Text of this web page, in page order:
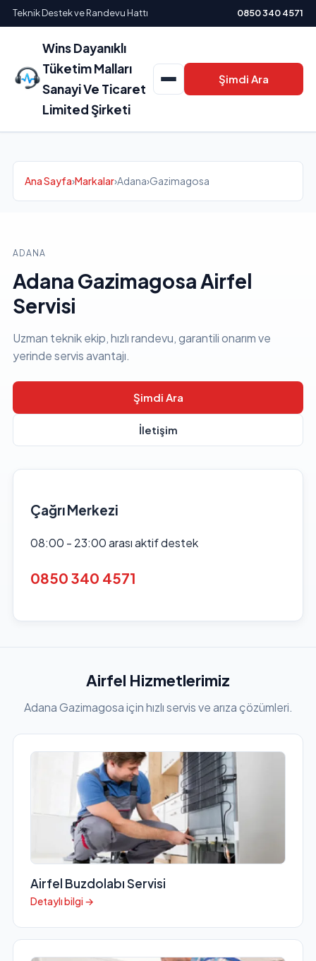
Teknik Destek ve Randevu Hattı 0850 340 4571
Wins Dayanıklı
Tüketim Malları
Sanayi Ve Ticaret
Limited Şirketi
Şimdi Ara
Ana Sayfa›Markalar›Adana›Gazimagosa
ADANA
Adana Gazimagosa Airfel
Servisi
Uzman teknik ekip, hızlı randevu, garantili onarım ve
yerinde servis avantajı.
Şimdi Ara
İletişim
Çağrı Merkezi
08:00 - 23:00 arası aktif destek
0850 340 4571
Airfel Hizmetlerimiz
Adana Gazimagosa için hızlı servis ve arıza çözümleri.
Airfel Buzdolabı Servisi
Detaylı bilgi →